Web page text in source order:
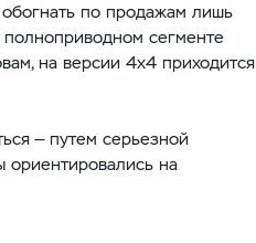
по продажам лишь
сегменте
на версии 4х4 приходится
— путем серьезной
ориентировались на